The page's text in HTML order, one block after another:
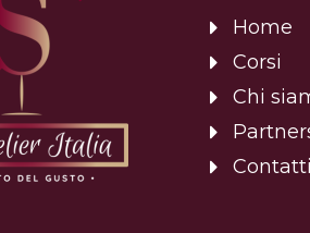
Home
Corsi
Chi
Contatti